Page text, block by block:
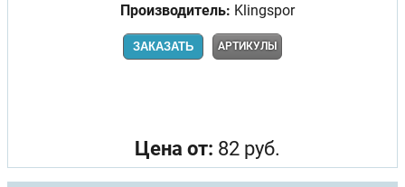
Производитель: Klingspor
ЗАКАЗАТЬ АРТИКУЛЫ
Цена от: 82 руб.